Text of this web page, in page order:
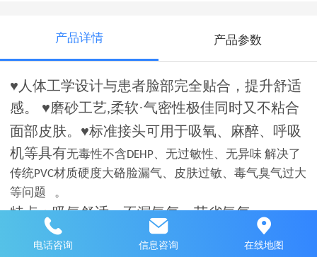
产品详情 产品参数
♥人体工学设计与患者脸部完全贴合，提升舒适
感。 ♥磨砂工艺,柔软·气密性极佳同时又不粘合
面部皮肤。♥标准接头可用于吸氧、麻醉、呼吸
机等具有无毒性不含DEHP、无过敏性、无异味 解决了
传统PVC材质硬度大硌脸漏气、皮肤过敏、毒气臭气过大
等问题 。
特点：吸氧舒适、不漏氧气、节省氧气
电话咨询 信息咨询 在线地图